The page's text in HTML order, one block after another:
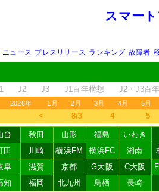
スマー
ニュース プレスリリース ランキング 故障者
J2 J3 J1百年構想 J2・J3百
2026年 1月 2月 3月 4月 5月
＜ 8/3 4 5
台 秋田 山形 福島
いわき
田 川崎 横浜FM 横浜FC 湘南
阜 滋賀 京都 G大阪 C大阪
知 福岡 北九州 鳥栖 長崎